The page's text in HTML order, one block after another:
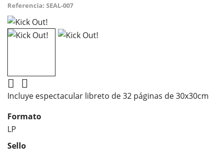
Referencia: SEAL-007
 
Incluye espectacular libreto de 32 páginas de 30x30cm
Formato
LP
Sello